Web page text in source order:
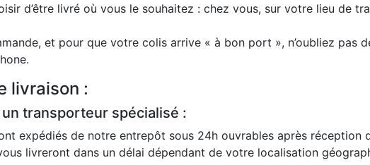
d’être livré où vous le souhaitez : chez vous, sur votre lieu de
et pour que votre colis arrive « à bon port », n’oubliez pas
livraison :
transporteur spécialisé :
expédiés de notre entrepôt sous 24h ouvrables après
livreront dans un délai dépendant de votre localisation